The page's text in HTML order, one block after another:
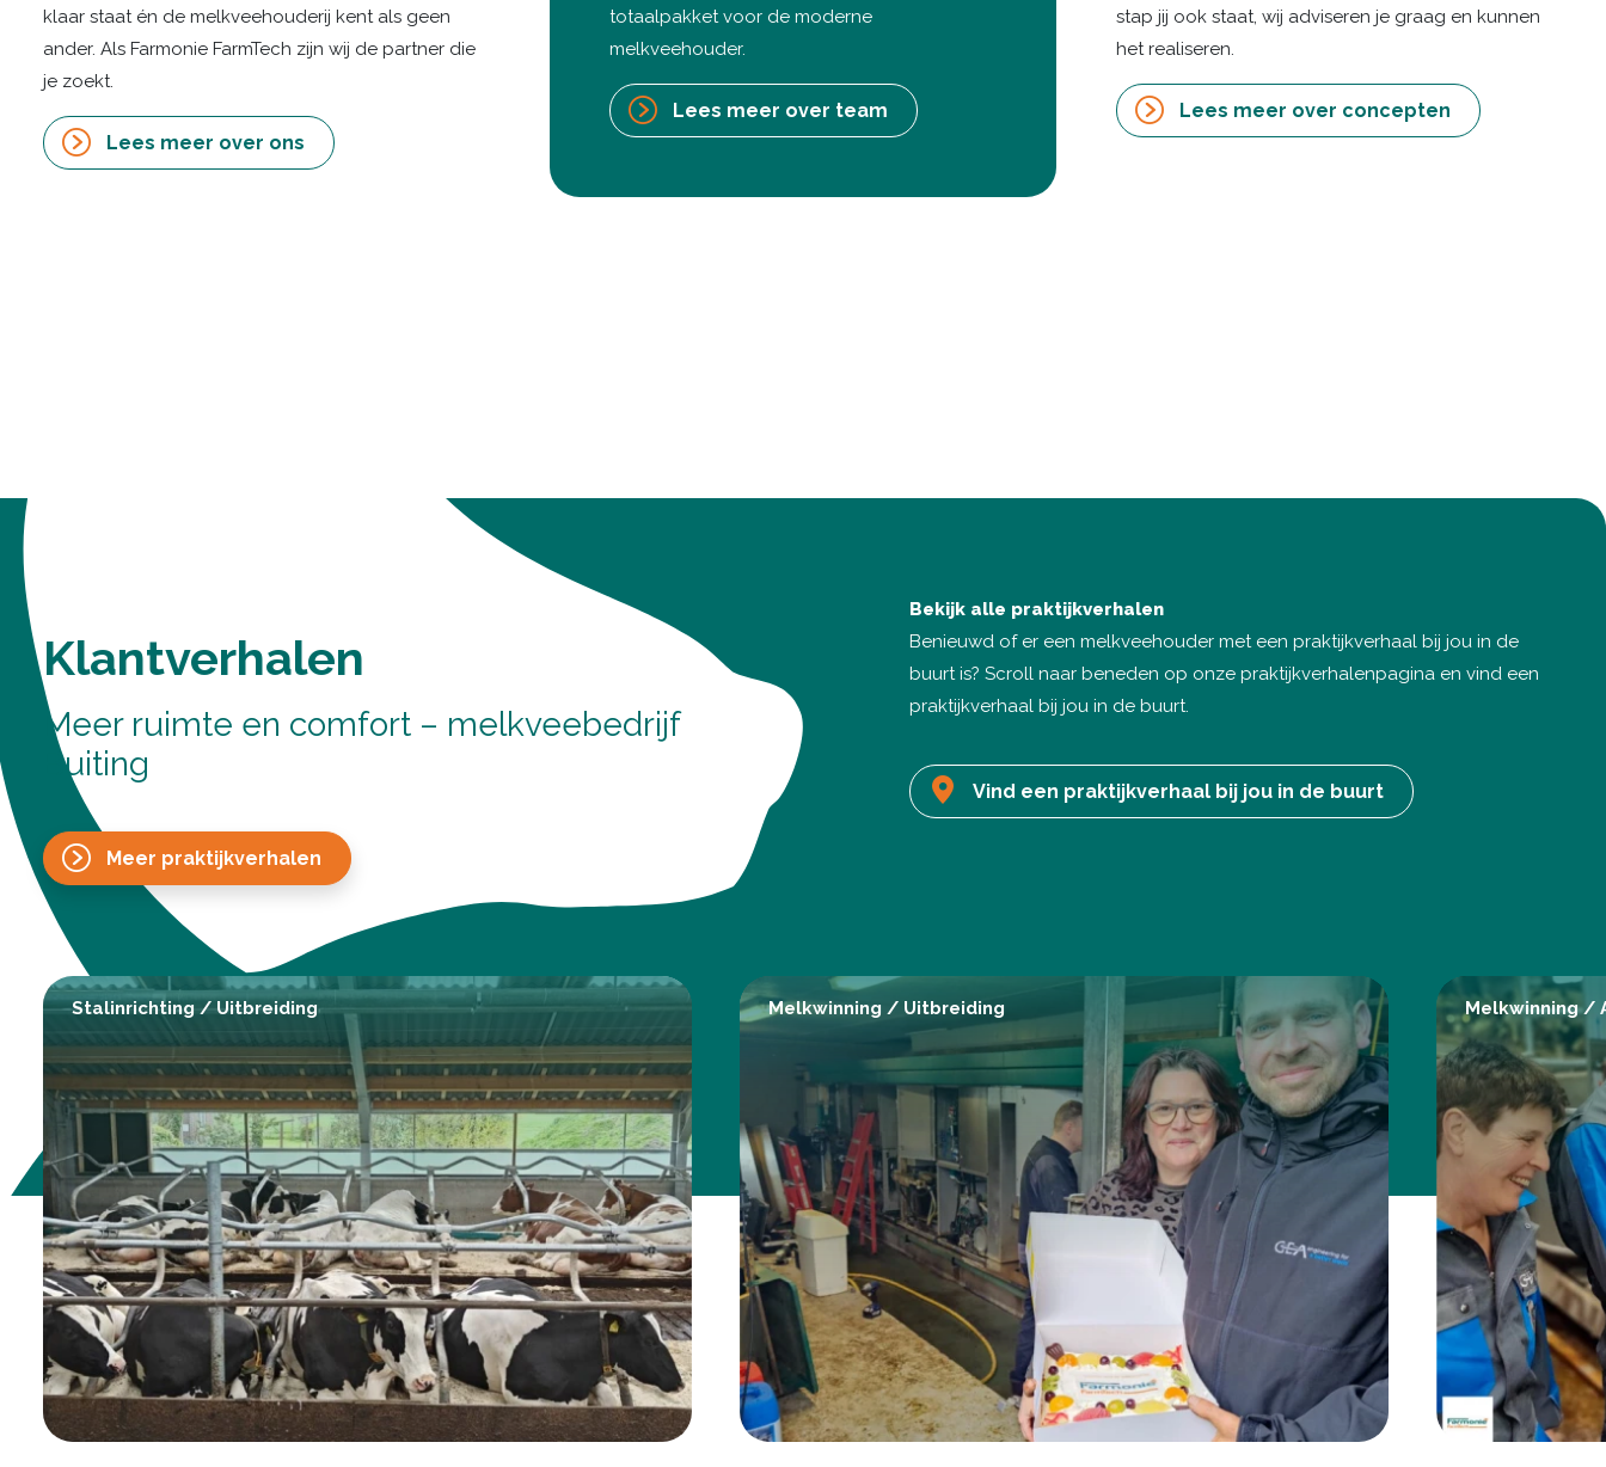
klaar staat én de melkveehouderij kent als geen
ander. Als Farmonie FarmTech zijn wij de partner die
je zoekt.
Lees meer over ons
totaalpakket voor de moderne
melkveehouder.
Lees meer over team
stap jij ook staat, wij adviseren je graag en kunnen
het realiseren.
Lees meer over concepten
Klantverhalen
Meer ruimte en comfort – melkveebedrijf
Buiting
Meer praktijkverhalen
Bekijk alle praktijkverhalen
Benieuwd of er een melkveehouder met een praktijkverhaal bij jou in de
buurt is? Scroll naar beneden op onze praktijkverhalenpagina en vind een
praktijkverhaal bij jou in de buurt.
Vind een praktijkverhaal bij jou in de buurt
Stalinrichting / Uitbreiding Melkwinning / Uitbreiding Melkwinning /